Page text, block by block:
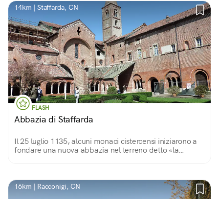
14km | Staffarda, CN
FLASH
Abbazia di Staffarda
Il 25 luglio 1135, alcuni monaci cistercensi iniziarono a
fondare una nuova abbazia nel terreno detto «la
16km | Racconigi, CN